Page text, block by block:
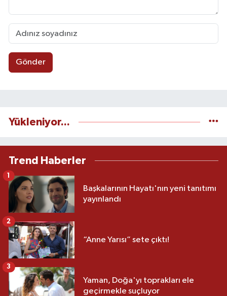
Gönder
Yükleniyor...
Trend Haberler
Başkalarının Hayatı'nın yeni tanıtımı
yayınlandı
1
“Anne Yarısı” sete çıktı!
2
Yaman, Doğa'yı toprakları ele
geçirmekle suçluyor
3